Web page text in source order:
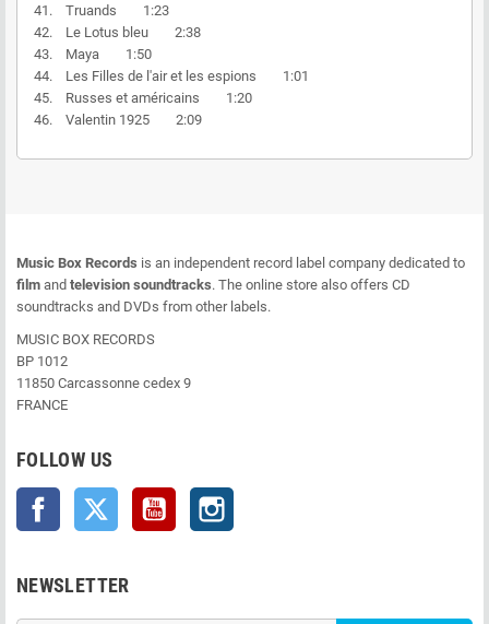
41. Truands 1:23
42. Le Lotus bleu 2:38
43. Maya 1:50
44. Les Filles de l'air et les espions 1:01
45. Russes et américains 1:20
46. Valentin 1925 2:09
Music Box Records is an independent record label company dedicated to
film and television soundtracks. The online store also offers CD
soundtracks and DVDs from other labels.
MUSIC BOX RECORDS
BP 1012
11850 Carcassonne cedex 9
FRANCE
FOLLOW US
Facebook Twitter YouTube
NEWSLETTER